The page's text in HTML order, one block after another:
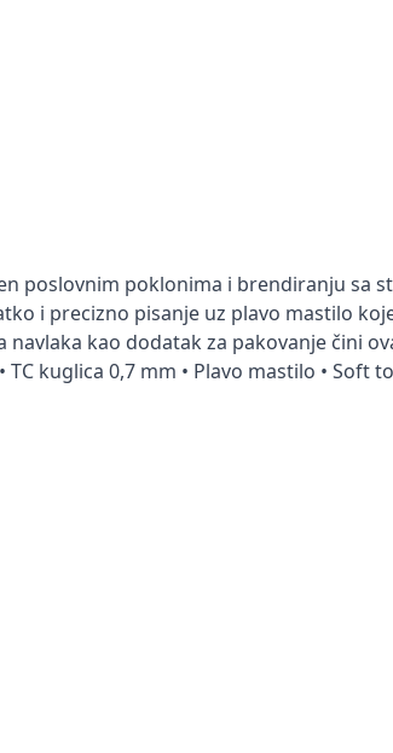
poslovnim poklonima i brendiranju sa
i precizno pisanje uz plavo mastilo
kao dodatak za pakovanje čini
kuglica 0,7 mm • Plavo mastilo • Soft